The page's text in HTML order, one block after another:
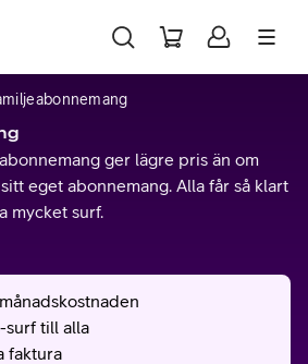
ger lägre pris än om
eget abonnemang. Alla får så klart
mycket surf.
surf till alla
faktura